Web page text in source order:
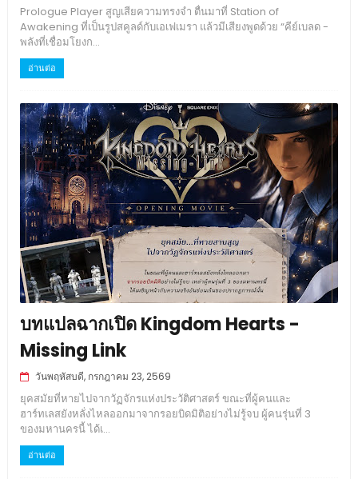
Prologue Player สูญเสียความทรงจำ ตื่นมาที่ Station of
Awakening ที่เป็นรูปสคูลด์กับเอเฟเมรา แล้วมีเสียงพูดด้วย “คีย์เบลด -
พลังที่เชื่อมโยงก...
อ่านต่อ
บทแปลฉากเปิด Kingdom Hearts -
Missing Link
วันพฤหัสบดี, กรกฎาคม 23, 2569
ยุคสมัยที่หายไปจากวัฏจักรแห่งประวัติศาสตร์ ขณะที่ผู้คนและ
ฮาร์ทเลสยังหลั่งไหลออกมาจากรอยบิดมิติอย่างไม่รู้จบ ผู้คนรุ่นที่ 3
ของมหานครนี้ ได้เ...
อ่านต่อ